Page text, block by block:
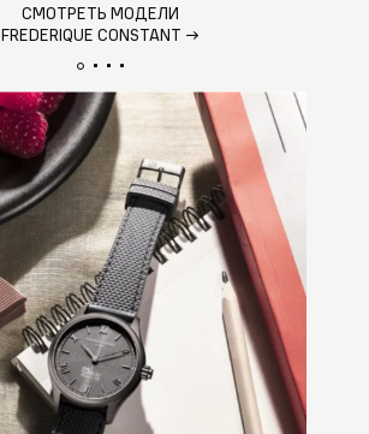
СМОТРЕТЬ МОДЕЛИ
FREDERIQUE CONSTANT →